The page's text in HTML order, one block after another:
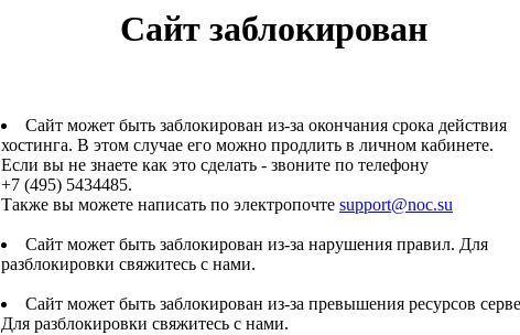
Сайт заблокирован
Сайт может быть заблокирован из-за окончания срока действия
хостинга. В этом случае его можно продлить в личном кабинете.
Если вы не знаете как это сделать - звоните по телефону
+7 (495) 5434485.
Также вы можете написать по электропочте support@noc.su
Сайт может быть заблокирован из-за нарушения правил. Для
разблокировки свяжитесь с нами.
Сайт может быть заблокирован из-за превышения ресурсов
Для разблокировки свяжитесь с нами.